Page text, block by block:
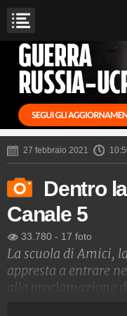
27 febbraio 2021
Dentro
Canale 5
33.780 - 17 foto
La scuola di Amici,
appresta a entrare
alla proclamazione